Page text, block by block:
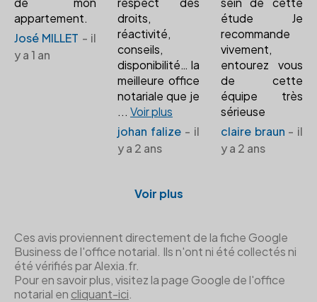
appartement.
José MILLET - il
y a 1 an
droits,
réactivité,
conseils,
disponibilité… la
meilleure office
notariale que je
... Voir plus
johan falize - il
y a 2 ans
étude Je
recommande
vivement,
entourez vous
de cette
équipe très
sérieuse
claire braun - il
y a 2 ans
Voir plus
Ces avis proviennent directement de la fiche Google
Business de l'office notarial. Ils n'ont ni été collectés ni
été vérifiés par Alexia.fr.
Pour en savoir plus, visitez la page Google de l'office
notarial en cliquant-ici.